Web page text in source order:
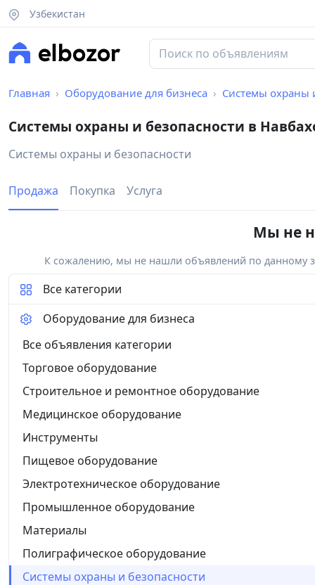
Узбекистан
Главная Оборудование для бизнеса Системы охраны
Системы охраны и безопасности в
Системы охраны и безопасности
Продажа Покупка Услуга
Мы не
К сожалению, мы не нашли объявлений по данному
Все категории
Оборудование для бизнеса
Все объявления категории
Торговое оборудование
Строительное и ремонтное оборудование
Медицинское оборудование
Инструменты
Пищевое оборудование
Электротехническое оборудование
Промышленное оборудование
Материалы
Полиграфическое оборудование
Системы охраны и безопасности